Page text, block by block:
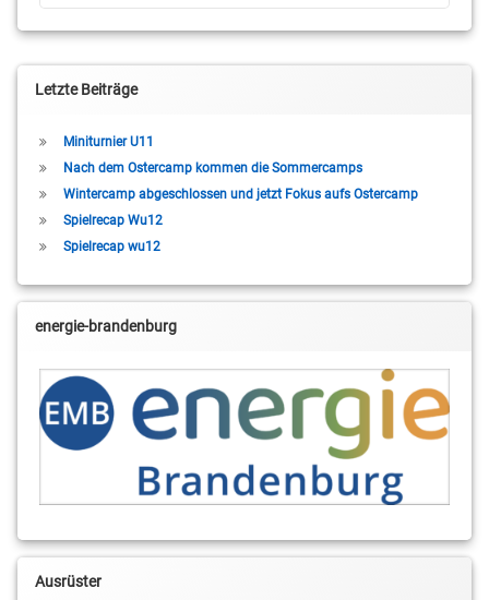
Letzte Beiträge
Miniturnier U11
Nach dem Ostercamp kommen die Sommercamps
Wintercamp abgeschlossen und jetzt Fokus aufs Ostercamp
Spielrecap Wu12
Spielrecap wu12
energie-brandenburg
Ausrüster